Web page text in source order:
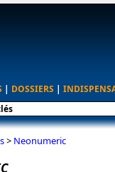
| DOSSIERS |
> Neonumeric